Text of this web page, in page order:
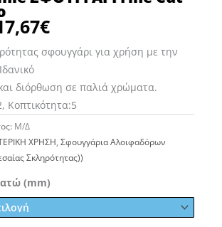
€Price
range:
through
17,67€
σφουγγάρι για χρήση με την
διόρθωση σε παλιά χρώματα.
Κοπτικότητα:5
Μ/Δ
ΧΡΗΣΗ,Σφουγγάρια Αλοιφαδόρων
Σκληρότητας))
(mm)